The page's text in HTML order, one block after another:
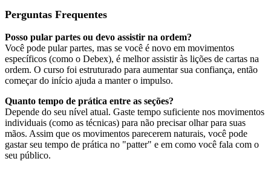
Perguntas Frequentes
Posso pular partes ou devo assistir na ordem?
Você pode pular partes, mas se você é novo em movimentos
específicos (como o Debex), é melhor assistir às lições de cartas na
ordem. O curso foi estruturado para aumentar sua confiança, então
começar do início ajuda a manter o impulso.
Quanto tempo de prática entre as seções?
Depende do seu nível atual. Gaste tempo suficiente nos movimentos
individuais (como as técnicas) para não precisar olhar para suas
mãos. Assim que os movimentos parecerem naturais, você pode
gastar seu tempo de prática no "patter" e em como você fala com o
seu público.